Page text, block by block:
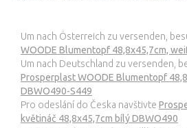
Um nach Österreich zu versenden,
WOODE Blumentopf 48,8x45,7cm,
Um nach Deutschland zu versenden,
Prosperplast WOODE Blumentopf
DBWO490-S449
Pro odeslání do Česka navštivte
květináč 48,8x45,7cm bílý DBWO490